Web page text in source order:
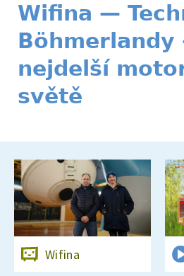
Wifina —
Böhmerlandy
nejdelší
světě
Wifina